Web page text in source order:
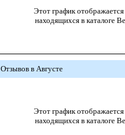
Этот график отображается
находящихся в каталоге
Отзывов в Августе
Этот график отображается
находящихся в каталоге